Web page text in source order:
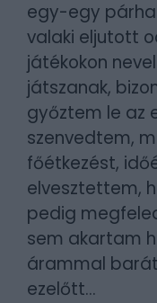
egy-egy
valaki eljutott
játékokon
játszanak,
győztem le az
szenvedtem,
főétkezést,
elvesztettem,
pedig
sem akartam
árammal
ezelőtt...